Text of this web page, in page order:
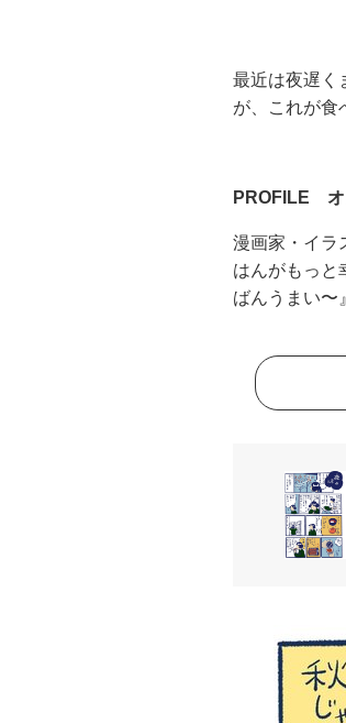
最近は夜遅く
が、これが食
PROFILE オ
漫画家・イラ
はんがもっと
ばんうまい〜